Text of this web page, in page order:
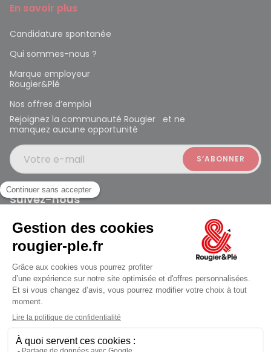
jusqu'au Mardi à 10:00
En savoir plus
Candidature spontanée
Qui sommes-nous ?
Marque employeur
Rougier&Plé
Nos offres d’emploi
Rejoignez la communauté Rougier et ne
manquez aucune opportunité
Votre e-mail
Suivez-nous
Rougier et Plé 2024 Copyright
Mentions légales
Conditions générales des ventes